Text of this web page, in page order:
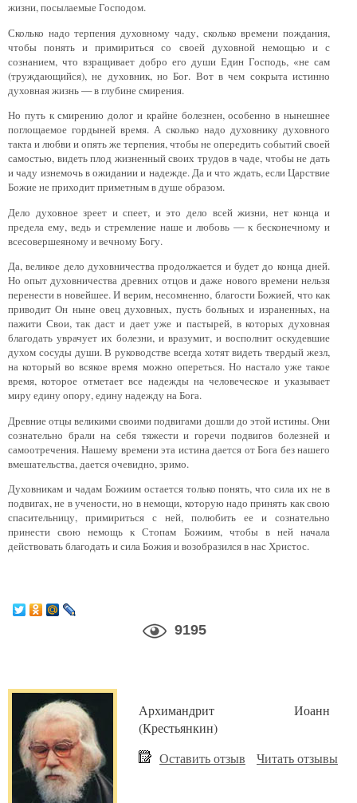
жизни, посылаемые Господом.
Сколько надо терпения духовному чаду, сколько времени пождания,
чтобы понять и примириться со своей духовной немощью и с
сознанием, что взращивает добро его души Един Господь, «не сам
(труждающийся), не духовник, но Бог. Вот в чем сокрыта истинно
духовная жизнь — в глубине смирения.
Но путь к смирению долог и крайне болезнен, особенно в нынешнее
поглощаемое гордыней время. А сколько надо духовнику духовного
такта и любви и опять же терпения, чтобы не опередить событий своей
самостью, видеть плод жизненный своих трудов в чаде, чтобы не дать
и чаду изнемочь в ожидании и надежде. Да и что ждать, если Царствие
Божие не приходит приметным в душе образом.
Дело духовное зреет и спеет, и это дело всей жизни, нет конца и
предела ему, ведь и стремление наше и любовь — к бесконечному и
всесовершеяному и вечному Богу.
Да, великое дело духовничества продолжается и будет до конца дней.
Но опыт духовничества древних отцов и даже нового времени нельзя
перенести в новейшее. И верим, несомненно, благости Божией, что как
приводит Он ныне овец духовных, пусть больных и израненных, на
пажити Свои, так даст и дает уже и пастырей, в которых духовная
благодать уврачует их болезни, и вразумит, и восполнит оскудевшие
духом сосуды души. В руководстве всегда хотят видеть твердый жезл,
на который во всякое время можно опереться. Но настало уже такое
время, которое отметает все надежды на человеческое и указывает
миру едину опору, едину надежду на Бога.
Древние отцы великими своими подвигами дошли до этой истины. Они
сознательно брали на себя тяжести и горечи подвигов болезней и
самоотречения. Нашему времени эта истина дается от Бога без нашего
вмешательства, дается очевидно, зримо.
Духовникам и чадам Божиим остается только понять, что сила их не в
подвигах, не в учености, но в немощи, которую надо принять как свою
спасительницу, примириться с ней, полюбить ее и сознательно
принести свою немощь к Стопам Божиим, чтобы в ней начала
действовать благодать и сила Божия и возобразился в нас Христос.
9195
Архимандрит Иоанн
(Крестьянкин)
Оставить отзыв
Читать отзывы